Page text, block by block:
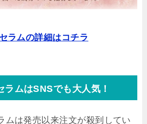
ラムの詳細はコチラ
ラムはSNSでも大人気！
ムは発売以来注文が殺到してい